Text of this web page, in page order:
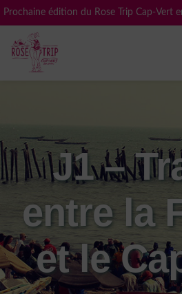
Prochaine édition du Rose Trip Cap-Vert
Skip
content
J1 –
entre la
et le